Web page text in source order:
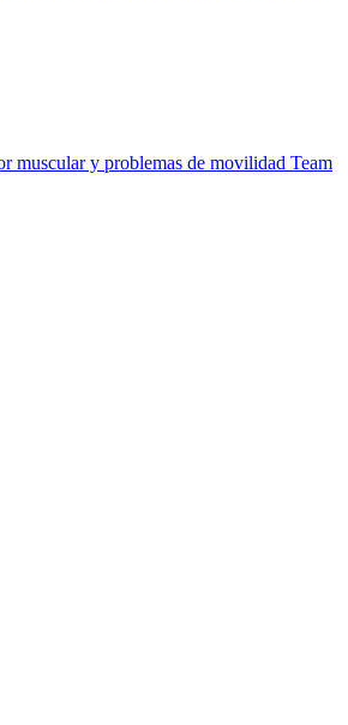
muscular y problemas de movilidad Team